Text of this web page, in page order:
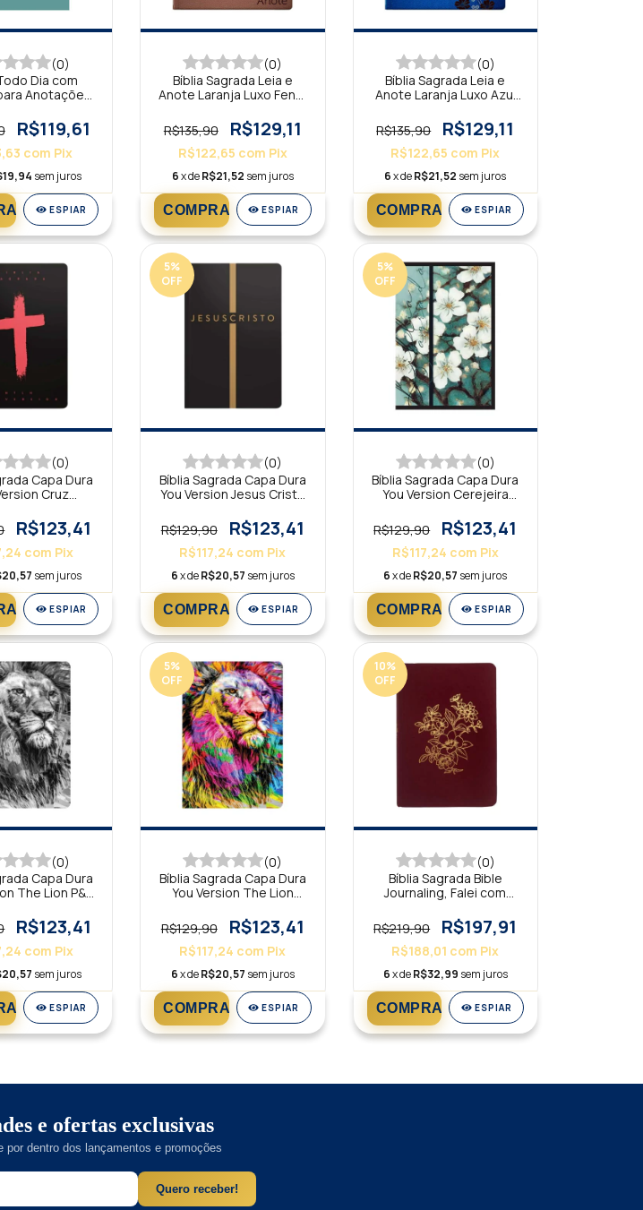
(0)
Dia com
Anotações
R$119,61
com Pix
sem juros
ESPIAR
(0)
Bíblia Sagrada Leia e
Anote Laranja Luxo Fendi
R$135,90
R$129,11
R$122,65 com Pix
6x deR$21,52 sem juros
ESPIAR
(0)
Bíblia Sagrada Leia e
Anote Laranja Luxo Azul
R$135,90
R$129,11
R$122,65 com Pix
6x deR$21,52 sem juros
ESPIAR
(0)
Capa Dura
Cruz
R$123,41
com Pix
sem juros
ESPIAR
5%
OFF
(0)
Bíblia Sagrada Capa Dura
You Version Jesus Cristo
R$129,90
R$123,41
R$117,24 com Pix
6x deR$20,57 sem juros
ESPIAR
5%
OFF
(0)
Bíblia Sagrada Capa Dura
You Version Cerejeira
R$129,90
R$123,41
R$117,24 com Pix
6x deR$20,57 sem juros
ESPIAR
(0)
Capa Dura
The Lion P&B
R$123,41
com Pix
sem juros
ESPIAR
5%
OFF
(0)
Bíblia Sagrada Capa Dura
You Version The Lion
R$129,90
R$123,41
R$117,24 com Pix
6x deR$20,57 sem juros
ESPIAR
10%
OFF
(0)
Bíblia Sagrada Bible
Journaling, Falei com
NVI
R$219,90 R$197,91
R$188,01 com Pix
6x deR$32,99 sem juros
ESPIAR
e ofertas exclusivas
por dentro dos lançamentos e promoções
Quero receber!